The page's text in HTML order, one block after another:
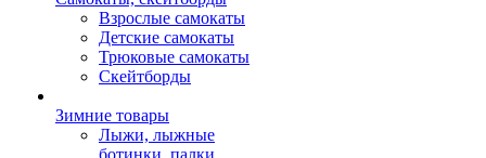
Взрослые самокаты
Детские самокаты
Трюковые самокаты
Скейтборды
Зимние товары
Лыжи, лыжные
ботинки, палки